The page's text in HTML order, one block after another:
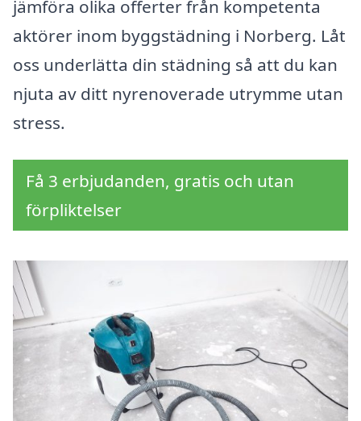
jämföra olika offerter från kompetenta
aktörer inom byggstädning i Norberg. Låt
oss underlätta din städning så att du kan
njuta av ditt nyrenoverade utrymme utan
stress.
Få 3 erbjudanden, gratis och utan
förpliktelser